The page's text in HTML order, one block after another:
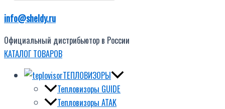
info@sheldy.ru
Официальный дистрибьютор в России
КАТАЛОГ ТОВАРОВ
ТЕПЛОВИЗОРЫ
Тепловизоры GUIDE
Тепловизоры ATAK